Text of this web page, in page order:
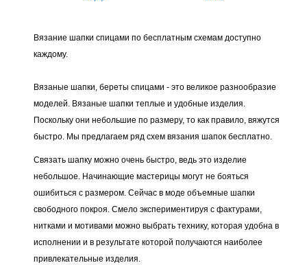
Вязание шапки спицами по бесплатным схемам доступно
каждому.
Вязаные шапки, береты спицами - это великое разнообразие
моделей. Вязаные шапки теплые и удобные изделия.
Поскольку они небольшие по размеру, то как правило, вяжутся
быстро. Мы предлагаем ряд схем вязания шапок бесплатно.
Связать шапку можно очень быстро, ведь это изделие
небольшое. Начинающие мастерицы могут не бояться
ошибиться с размером. Сейчас в моде объемные шапки
свободного покроя. Смело экспериментируя с фактурами,
нитками и мотивами можно выбрать технику, которая удобна в
исполнении и в результате которой получаются наиболее
привлекательные изделия.